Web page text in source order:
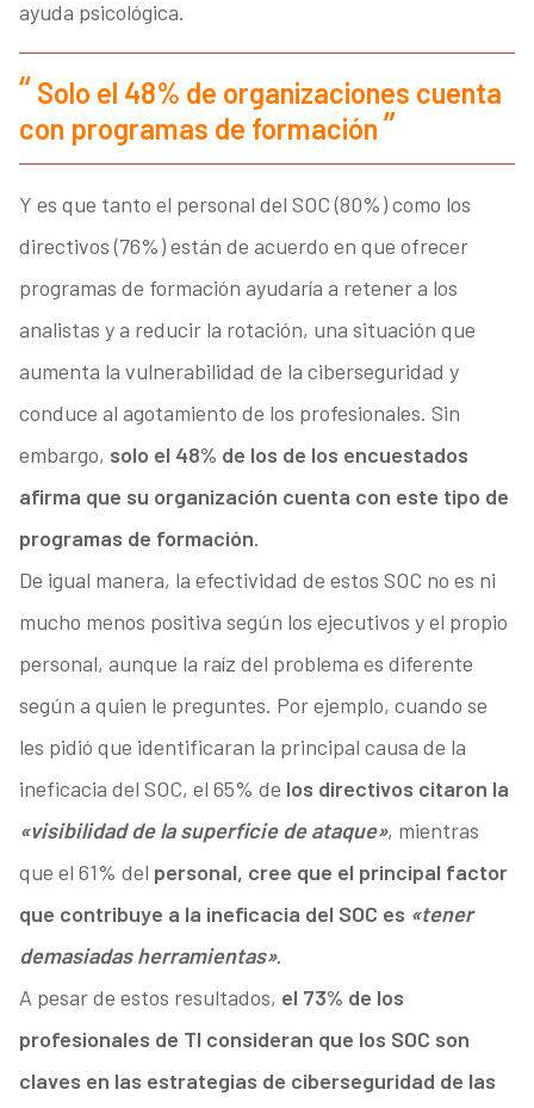
ayuda psicológica.
Solo el 48% de organizaciones cuenta
con programas de formación
Y es que tanto el personal del SOC (80%) como los
directivos (76%) están de acuerdo en que ofrecer
programas de formación ayudaría a retener a los
analistas y a reducir la rotación, una situación que
aumenta la vulnerabilidad de la ciberseguridad y
conduce al agotamiento de los profesionales. Sin
embargo, solo el 48% de los de los encuestados
afirma que su organización cuenta con este tipo de
programas de formación.
De igual manera, la efectividad de estos SOC no es ni
mucho menos positiva según los ejecutivos y el propio
personal, aunque la raíz del problema es diferente
según a quien le preguntes. Por ejemplo, cuando se
les pidió que identificaran la principal causa de la
ineficacia del SOC, el 65% de los directivos citaron la
«visibilidad de la superficie de ataque», mientras
que el 61% del personal, cree que el principal factor
que contribuye a la ineficacia del SOC es «tener
demasiadas herramientas».
A pesar de estos resultados, el 73% de los
profesionales de TI consideran que los SOC son
claves en las estrategias de ciberseguridad de las